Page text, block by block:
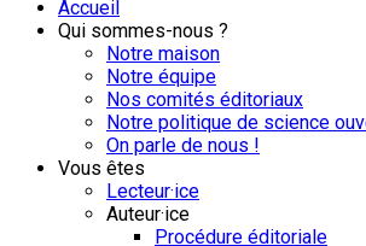
Accueil
Qui sommes-nous ?
Notre maison
Notre équipe
Nos comités éditoriaux
Notre politique de science
On parle de nous !
Vous êtes
Lecteur·ice
Auteur·ice
Procédure éditoriale